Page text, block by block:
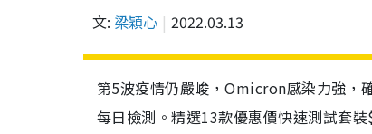
文: 梁穎心 2022.03.13
第5波疫情仍嚴峻，Omicron感染力強，
每日檢測。精選13款優惠價快速測試套